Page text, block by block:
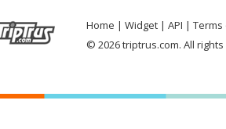
Home Widget API
Terms
© 2026 triptrus.com. All